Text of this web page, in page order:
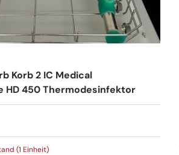
Korb 2 IC Medical
HD 450 Thermodesinfektor
(1 Einheit)